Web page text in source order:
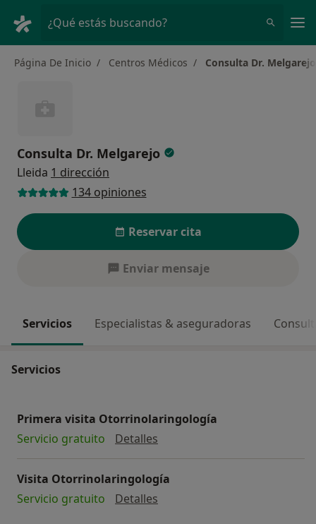
¿Qué estás buscando?
Página De Inicio Centros Médicos Consulta Dr. Melgarejo
Consulta Dr. Melgarejo
Lleida 1 dirección
134 opiniones
Reservar cita
Enviar mensaje
Servicios Especialistas & aseguradoras
Servicios
Primera visita Otorrinolaringología
Servicio gratuito
Detalles
Visita Otorrinolaringología
Servicio gratuito
Detalles